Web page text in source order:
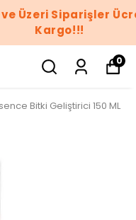
Ücretsiz
0
Bitki Geliştirici 150 ML